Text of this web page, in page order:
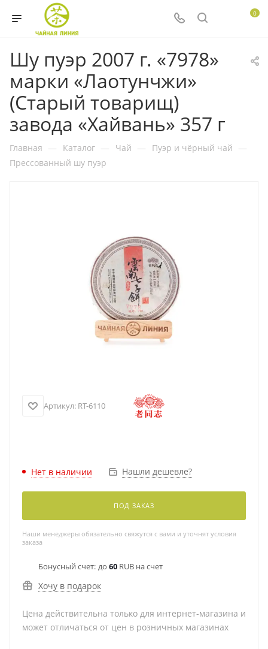
0
Шу пуэр 2007 г. «7978»
марки «Лаотунчжи»
(Старый товарищ)
завода «Хайвань» 357 г
Главная — Каталог — Чай — Пуэр и чёрный чай —
Прессованный шу пуэр
Артикул: RT-6110
Нет в наличии Нашли дешевле?
ПОД ЗАКАЗ
Наши менеджеры обязательно свяжутся с вами и уточнят условия
заказа
Бонусный счет: до 60 RUB на счет
Хочу в подарок
Цена действительна только для интернет-магазина и
может отличаться от цен в розничных магазинах